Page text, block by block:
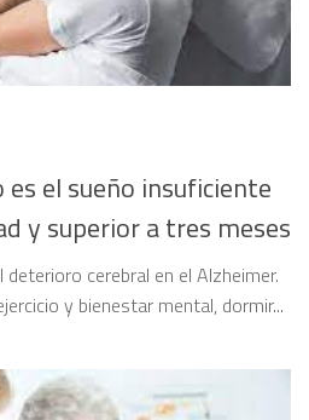
el sueño insuficiente
y superior a tres meses
cerebral en el Alzheimer.
y bienestar mental, dormir...